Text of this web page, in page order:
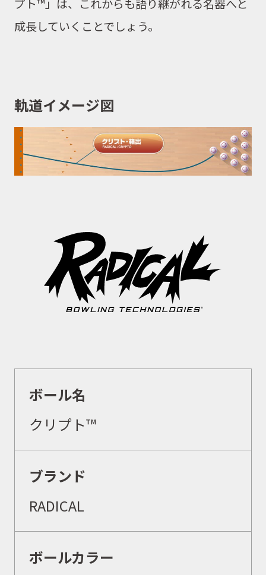
プト™」は、これからも語り継がれる名器へと
成長していくことでしょう。
軌道イメージ図
ボール名
クリプト™
ブランド
RADICAL
ボールカラー